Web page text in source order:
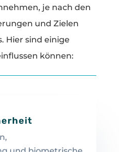
je nach den
und Zielen
Hier sind einige
können: